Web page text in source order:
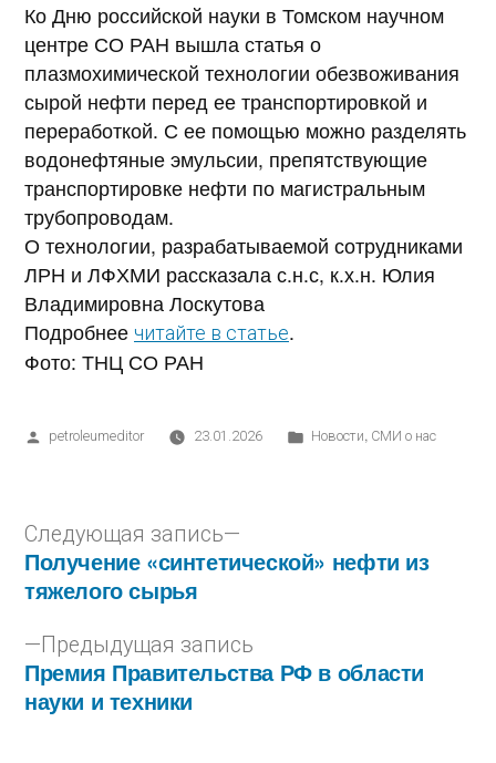
Ко Дню российской науки в Томском научном
центре СО РАН вышла статья о
плазмохимической технологии обезвоживания
сырой нефти перед ее транспортировкой и
переработкой. С ее помощью можно разделять
водонефтяные эмульсии, препятствующие
транспортировке нефти по магистральным
трубопроводам.
О технологии, разрабатываемой сотрудниками
ЛРН и ЛФХМИ рассказала с.н.с, к.х.н. Юлия
Владимировна Лоскутова
Подробнее читайте в статье.
Фото: ТНЦ СО РАН
petroleumeditor 23.01.2026 Новости, СМИ о нас
Предыдущая запись
Премия Правительства РФ в области
науки и техники
Следующая запись
Получение «синтетической» нефти из
тяжелого сырья